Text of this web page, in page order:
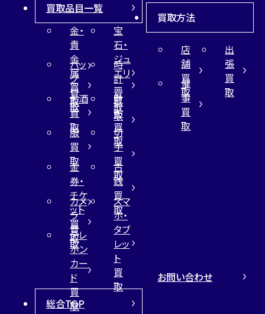
買取品目一覧
金・
貴
金
属
買
取
宝
石・
ジュ
エリ
ー
買
取
バッ
グ
買
取
時
計
買
取
お酒
買
取
財
布
買
取
服
買
取
切
手
買
取
金
券・
チケ
ット
買
取
古
銭
買
取
カメ
ラ
買
取
スマ
ホ・
タブ
レッ
ト
買
取
テレ
ホン
カー
ド
買
取
買取方法
店
舗
買
取
出
張
買
取
催
事
買
取
総合TOP
お問い合わせ